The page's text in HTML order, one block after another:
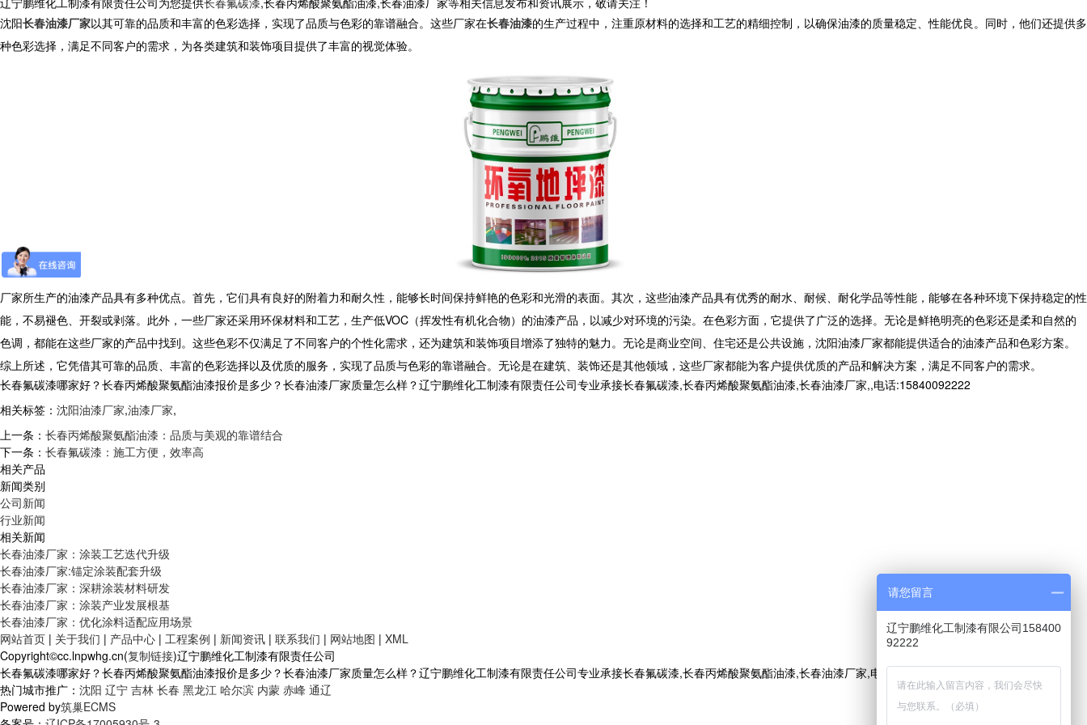
沈阳长春油漆厂家以其可靠的品质和丰富的色彩选择，实现了品质与色彩的靠谱融合。这些厂家在长春油漆的生产过程中，注重原材料的选择和工艺的精细控制，以确保油漆的质量稳定、性能优良。同时，他们还提供多
种色彩选择，满足不同客户的需求，为各类建筑和装饰项目提供了丰富的视觉体验。
厂家所生产的油漆产品具有多种优点。首先，它们具有良好的附着力和耐久性，能够长时间保持鲜艳的色彩和光滑的表面。其次，这些油漆产品具有优秀的耐水、耐候、耐化学品等性能，能够在各种环境下保持稳定的性
能，不易褪色、开裂或剥落。此外，一些厂家还采用环保材料和工艺，生产低VOC（挥发性有机化合物）的油漆产品，以减少对环境的污染。在色彩方面，它提供了广泛的选择。无论是鲜艳明亮的色彩还是柔和自然的
色调，都能在这些厂家的产品中找到。这些色彩不仅满足了不同客户的个性化需求，还为建筑和装饰项目增添了独特的魅力。无论是商业空间、住宅还是公共设施，沈阳油漆厂家都能提供适合的油漆产品和色彩方案。
综上所述，它凭借其可靠的品质、丰富的色彩选择以及优质的服务，实现了品质与色彩的靠谱融合。无论是在建筑、装饰还是其他领域，这些厂家都能为客户提供优质的产品和解决方案，满足不同客户的需求。
长春氟碳漆哪家好？长春丙烯酸聚氨酯油漆报价是多少？长春油漆厂家质量怎么样？辽宁鹏维化工制漆有限责任公司专业承接长春氟碳漆,长春丙烯酸聚氨酯油漆,长春油漆厂家,,电话:15840092222
相关标签： 沈阳油漆厂家,油漆厂家,
上一条： 长春丙烯酸聚氨酯油漆：品质与美观的靠谱结合
下一条： 长春氟碳漆：施工方便，效率高
相关产品
新闻类别
公司新闻
行业新闻
相关新闻
长春油漆厂家：涂装工艺迭代升级
长春油漆厂家:锚定涂装配套升级
长春油漆厂家：深耕涂装材料研发
长春油漆厂家：涂装产业发展根基
长春油漆厂家：优化涂料适配应用场景
网站首页 | 关于我们 | 产品中心 | 工程案例 | 新闻资讯 | 联系我们 | 网站地图 | XML
Copyright©cc.lnpwhg.cn(复制链接)辽宁鹏维化工制漆有限责任公司
长春氟碳漆哪家好？长春丙烯酸聚氨酯油漆报价是多少？长春油漆厂家质量怎么样？辽宁鹏维化工制漆有限责任公司专业承接长春氟碳漆,长春丙烯酸聚氨酯油漆,长春油漆厂家,电话:15840092222
热门城市推广： 沈阳 辽宁 吉林 长春 黑龙江 哈尔滨 内蒙 赤峰 通辽
Powered by筑巢ECMS
请您留言
辽宁鹏维化工制漆有限公司158400
92222